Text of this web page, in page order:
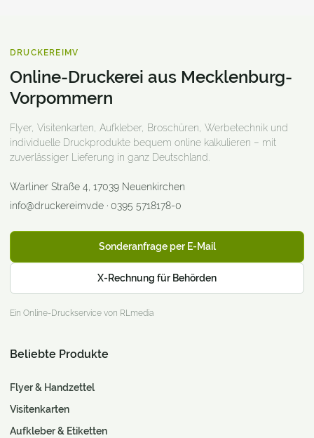
DRUCKEREIMV
Online-Druckerei aus Mecklenburg-
Vorpommern
Flyer, Visitenkarten, Aufkleber, Broschüren, Werbetechnik und
individuelle Druckprodukte bequem online kalkulieren – mit
zuverlässiger Lieferung in ganz Deutschland.
Warliner Straße 4 17039 Neuenkirchen
info@druckereimv.de · 0395 5718178-0
Sonderanfrage per E-Mail
X-Rechnung für Behörden
Ein Online-Druckservice von RLmedia
Beliebte Produkte
Flyer & Handzettel
Visitenkarten
Aufkleber & Etiketten